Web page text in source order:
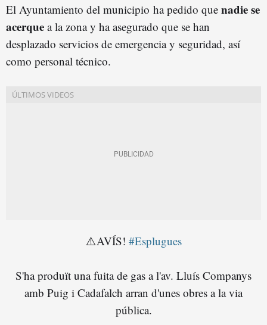
El Ayuntamiento del municipio ha pedido que nadie se
acerque a la zona y ha asegurado que se han
desplazado servicios de emergencia y seguridad, así
como personal técnico.
⚠️AVÍS! #Esplugues
S'ha produït una fuita de gas a l'av. Lluís Companys
amb Puig i Cadafalch arran d'unes obres a la via
pública.